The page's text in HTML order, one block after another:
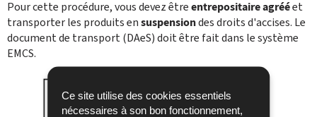
Ce site utilise des cookies essentiels
nécessaires à son bon fonctionnement,
Pour cette procédure, vous devez êtreentrepositaire agrééet
transporter les produits ensuspensiondes droits d'accises. Le
document de transport (DAeS) doit être fait dans le système
EMCS.